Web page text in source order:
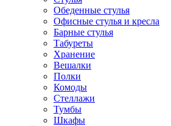
Обеденные стулья
Офисные стулья и кресла
Барные стулья
Табуреты
Хранение
Вешалки
Полки
Комоды
Стеллажи
Тумбы
Шкафы